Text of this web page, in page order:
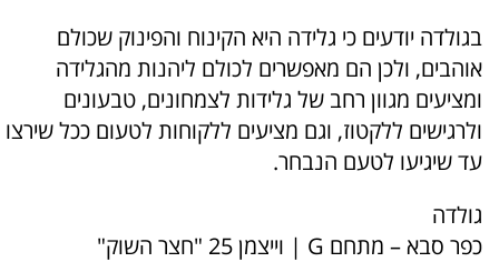
בגולדה יודעים כי גלידה היא הקינוח והפינוק שכולם
אוהבים, ולכן הם מאפשרים לכולם ליהנות מהגלידה
ומציעים מגוון רחב של גלידות לצמחונים, טבעונים
ולרגישים ללקטוז, וגם מציעים ללקוחות לטעום ככל שירצו
עד שיגיעו לטעם הנבחר.
גולדה
כפר סבא – מתחם G | וייצמן 25 "חצר השוק"